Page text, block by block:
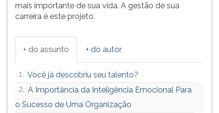
mais importante de sua vida. A gestão de sua
carreira é este projeto.
+ do assunto + do autor
1. Você já descobriu seu talento?
2. A Importância da Inteligência Emocional Para
o Sucesso de Uma Organização